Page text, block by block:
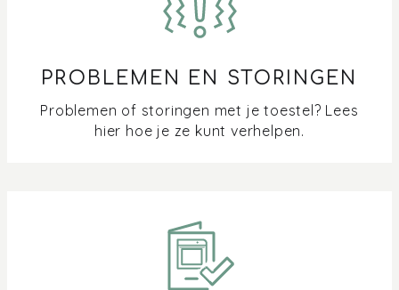
PROBLEMEN EN STORINGEN
Problemen of storingen met je toestel? Lees
hier hoe je ze kunt verhelpen.